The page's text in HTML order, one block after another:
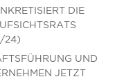
DIE
24)
UND
JETZT